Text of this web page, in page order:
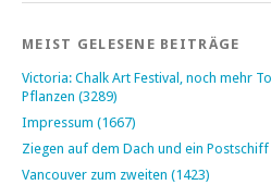
MEIST GELESENE BEITRÄGE
Victoria: Chalk Art Festival, noch mehr
Pflanzen (3289)
Impressum (1667)
Ziegen auf dem Dach und ein
Vancouver zum zweiten (1423)